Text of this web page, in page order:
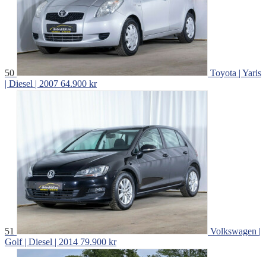
50
Toyota | Yaris
| Diesel | 2007 64.900 kr
51
Volkswagen |
Golf | Diesel | 2014 79.900 kr